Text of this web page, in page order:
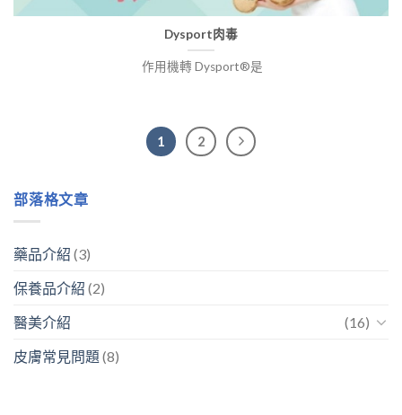
部落格文章
藥品介紹 (3)
保養品介紹 (2)
醫美介紹
(16)
皮膚常見問題(8)
Dysport肉毒
作用機轉 Dysport®是
1 2